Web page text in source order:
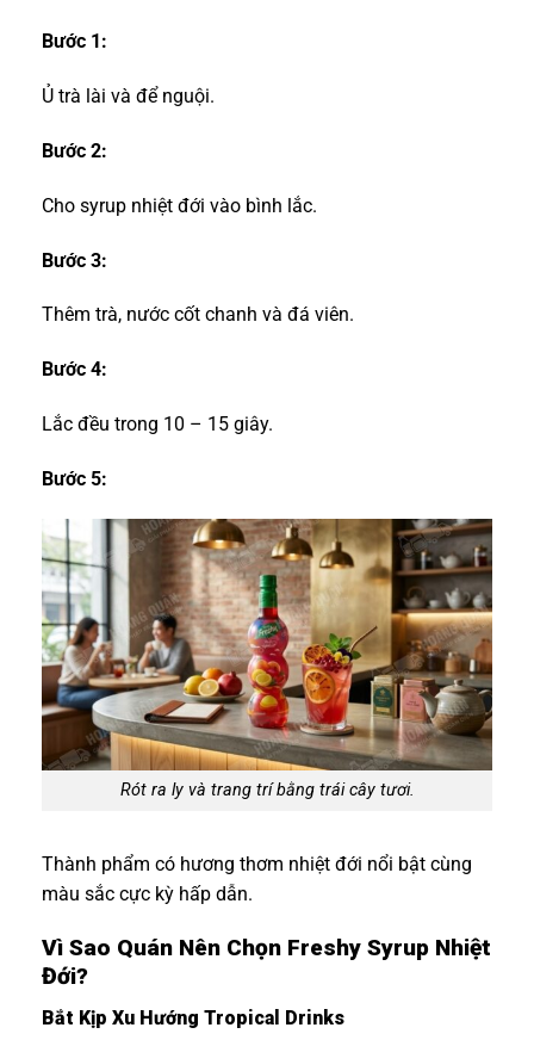
Bước 1:
Ủ trà lài và để nguội.
Bước 2:
Cho syrup nhiệt đới vào bình lắc.
Bước 3:
Thêm trà, nước cốt chanh và đá viên.
Bước 4:
Lắc đều trong 10 – 15 giây.
Bước 5:
Rót ra ly và trang trí bằng trái cây tươi.
Thành phẩm có hương thơm nhiệt đới nổi bật cùng
màu sắc cực kỳ hấp dẫn.
Vì Sao Quán Nên Chọn Freshy Syrup Nhiệt
Đới?
Bắt Kịp Xu Hướng Tropical Drinks